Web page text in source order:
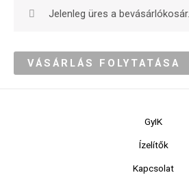
Jelenleg üres a bevásárlókosár.
VÁSÁRLÁS FOLYTATÁSA
GyIK
Ízelítők
Kapcsolat